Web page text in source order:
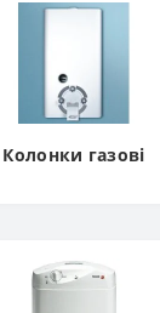
Колонки газові